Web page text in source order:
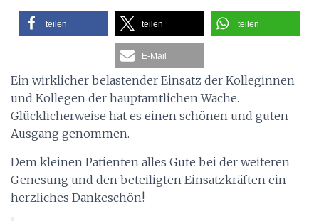
teilen teilen teilen
E-Mail
Ein wirklicher belastender Einsatz der Kolleginnen
und Kollegen der hauptamtlichen Wache.
Glücklicherweise hat es einen schönen und guten
Ausgang genommen.
Dem kleinen Patienten alles Gute bei der weiteren
Genesung und den beteiligten Einsatzkräften ein
herzliches Dankeschön!